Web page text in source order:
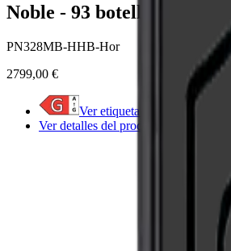
Noble - 93 botellas -
PN328MB-HHB-Hor
2799,00 €
Ver etiqueta energética
Ver detalles del producto